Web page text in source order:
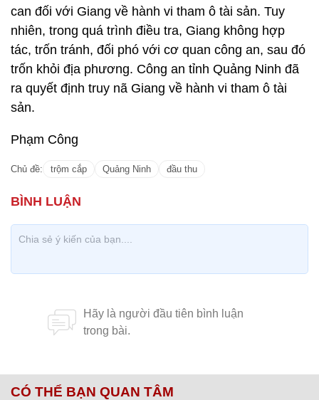
can đối với Giang về hành vi tham ô tài sản. Tuy
nhiên, trong quá trình điều tra, Giang không hợp
tác, trốn tránh, đối phó với cơ quan công an, sau đó
trốn khỏi địa phương. Công an tỉnh Quảng Ninh đã
ra quyết định truy nã Giang về hành vi tham ô tài
sản.
Phạm Công
Chủ đề: trộm cắp Quảng Ninh đầu thu
CÓ THỂ BẠN QUAN TÂM